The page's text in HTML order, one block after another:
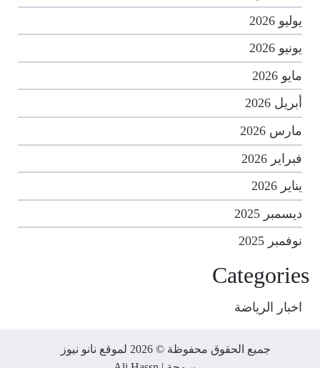
يوليو 2026
يونيو 2026
مايو 2026
أبريل 2026
مارس 2026
فبراير 2026
يناير 2026
ديسمبر 2025
نوفمبر 2025
Categories
اخبار الرياضة
جميع الحقوق محفوظة © 2026 لموقع نانو نيوز